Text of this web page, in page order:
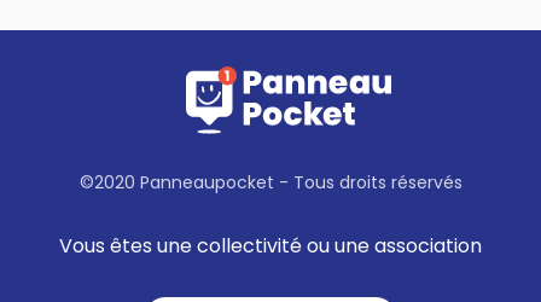
©2020 Panneaupocket - Tous droits réservés
Vous êtes une collectivité ou une association